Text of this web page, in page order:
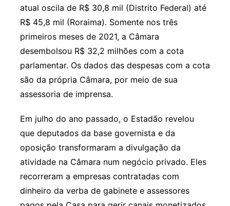
atual oscila de R$ 30,8 mil (Distrito Federal) até
R$ 45,8 mil (Roraima). Somente nos três
primeiros meses de 2021, a Câmara
desembolsou R$ 32,2 milhões com a cota
parlamentar. Os dados das despesas com a cota
são da própria Câmara, por meio de sua
assessoria de imprensa.
Em julho do ano passado, o Estadão revelou
que deputados da base governista e da
oposição transformaram a divulgação da
atividade na Câmara num negócio privado. Eles
recorreram a empresas contratadas com
dinheiro da verba de gabinete e assessores